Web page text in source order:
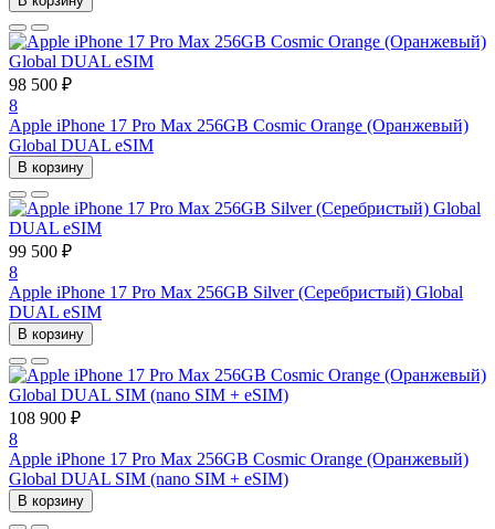
98 500 ₽
8
Apple iPhone 17 Pro Max 256GB Cosmic Orange (Оранжевый)
Global DUAL eSIM
В корзину
99 500 ₽
8
Apple iPhone 17 Pro Max 256GB Silver (Серебристый) Global
DUAL eSIM
В корзину
108 900 ₽
8
Apple iPhone 17 Pro Max 256GB Cosmic Orange (Оранжевый)
Global DUAL SIM (nano SIM + eSIM)
В корзину